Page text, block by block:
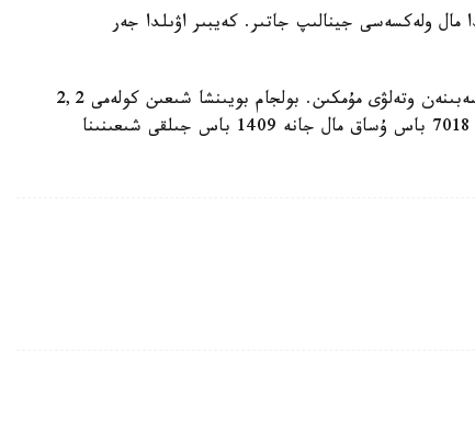
مال ولەكسەسى جينالىپ جاتىر. كەيبىر اۋىلدا جەر
ايتا كەتەيىك، مال شىعىنى رەسپۋبليكالىق بيۋدجەت ەسەبىنەن وتەلۋى مۇمكىن. بولجام بويىنشا شىعىن كولەمى 2,2
ميلليارد تەڭگە بولادى. بۇل 1743 باس ءىرى قارا مال، 7018 باس ۇساق مال جانە 1409 باس جىلقى شىعىنىنا